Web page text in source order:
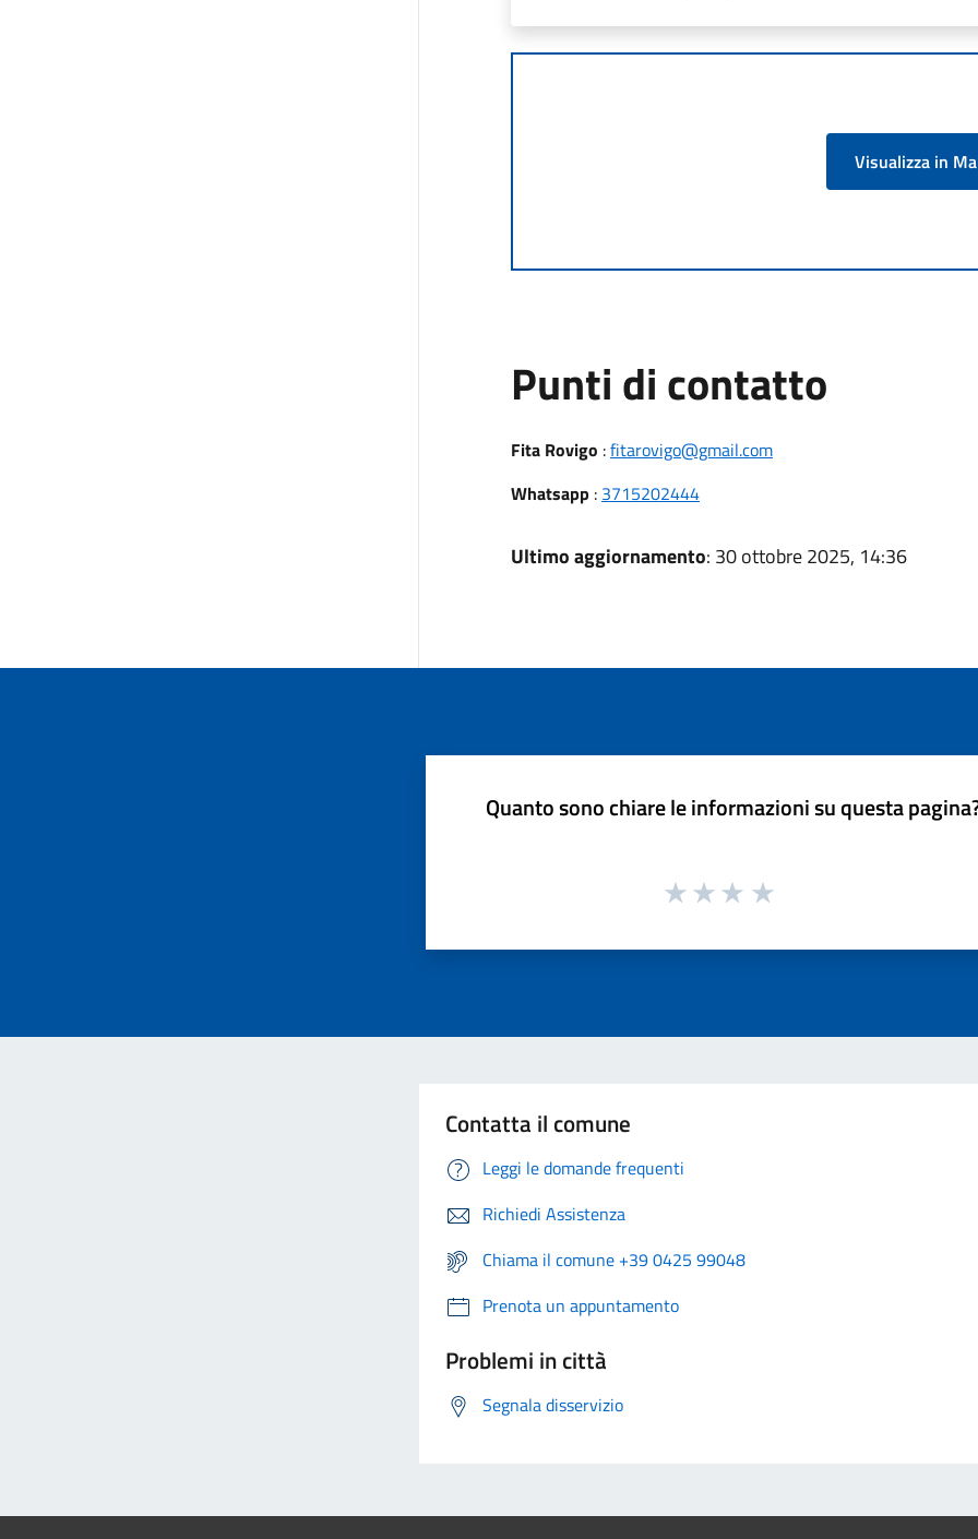
Visualizza in
Punti di contatto
Fita Rovigo :fitarovigo@gmail.com
Whatsapp : 3715202444
Ultimo aggiornamento: 30 ottobre 2025, 14:36
Quanto sono chiare le informazioni su questa
Contatta il comune
Leggi le domande frequenti
Richiedi Assistenza
Chiama il comune +39 0425 99048
Prenota un appuntamento
Problemi in città
Segnala disservizio